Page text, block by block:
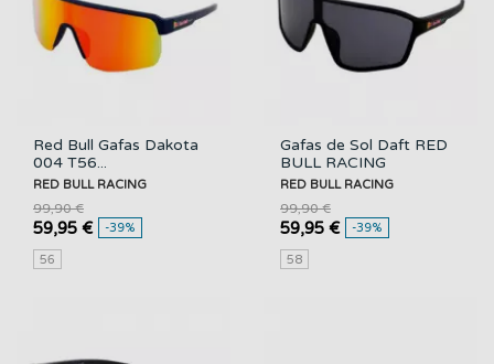
Red Bull Gafas Dakota
004 T56...
RED BULL RACING
59,95 €
99,90 €
-39%
56
Gafas de Sol Daft RED
BULL RACING
RED BULL RACING
59,95 €
99,90 €
-39%
58